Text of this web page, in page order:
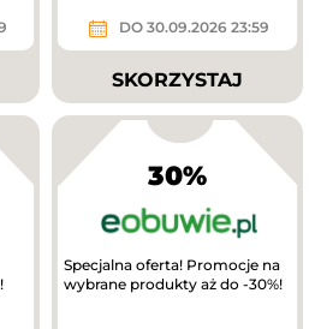
DO 30.09.2026 23:59
SKORZYSTAJ
30%
Specjalna oferta! Promocje na
wybrane produkty aż do -30%!